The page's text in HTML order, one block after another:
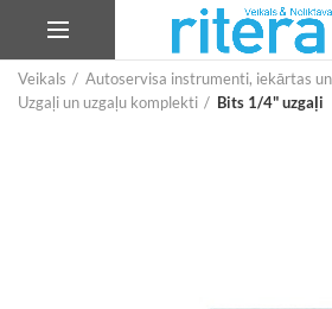
Veikals
Autoservisa instrumenti, iekārtas
Uzgaļi un uzgaļu komplekti
Bits 1/4" uzgaļi